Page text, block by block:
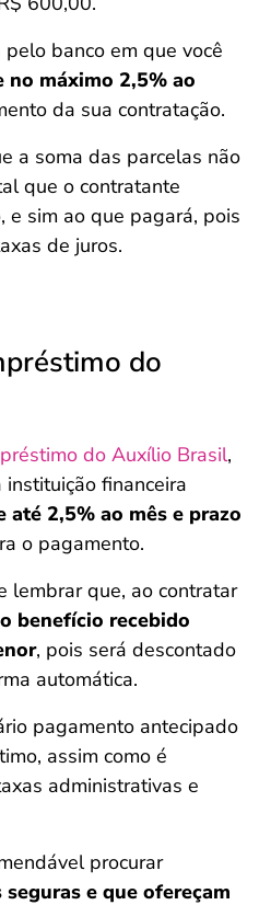
banco em que você
no máximo 2,5% ao
da sua contratação.
a soma das parcelas não
que o contratante
e sim ao que pagará, pois
de juros.
do
do Auxílio Brasil,
financeira
até 2,5% ao mês e prazo
o pagamento.
lembrar que, ao contratar
benefício recebido
, pois será descontado
automática.
pagamento antecipado
assim como é
administrativas e
procurar
e que ofereçam